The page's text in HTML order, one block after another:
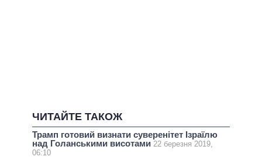
ЧИТАЙТЕ ТАКОЖ
Трамп готовий визнати суверенітет Ізраїлю
над Голанськими висотами 22 березня 2019,
06:10